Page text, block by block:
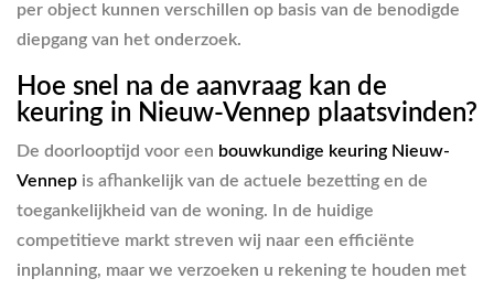
per object kunnen verschillen op basis van de benodigde
diepgang van het onderzoek.
Hoe snel na de aanvraag kan de
keuring in Nieuw-Vennep plaatsvinden?
De doorlooptijd voor een bouwkundige keuring Nieuw-
Vennep is afhankelijk van de actuele bezetting en de
toegankelijkheid van de woning. In de huidige
competitieve markt streven wij naar een efficiënte
inplanning, maar we verzoeken u rekening te houden met